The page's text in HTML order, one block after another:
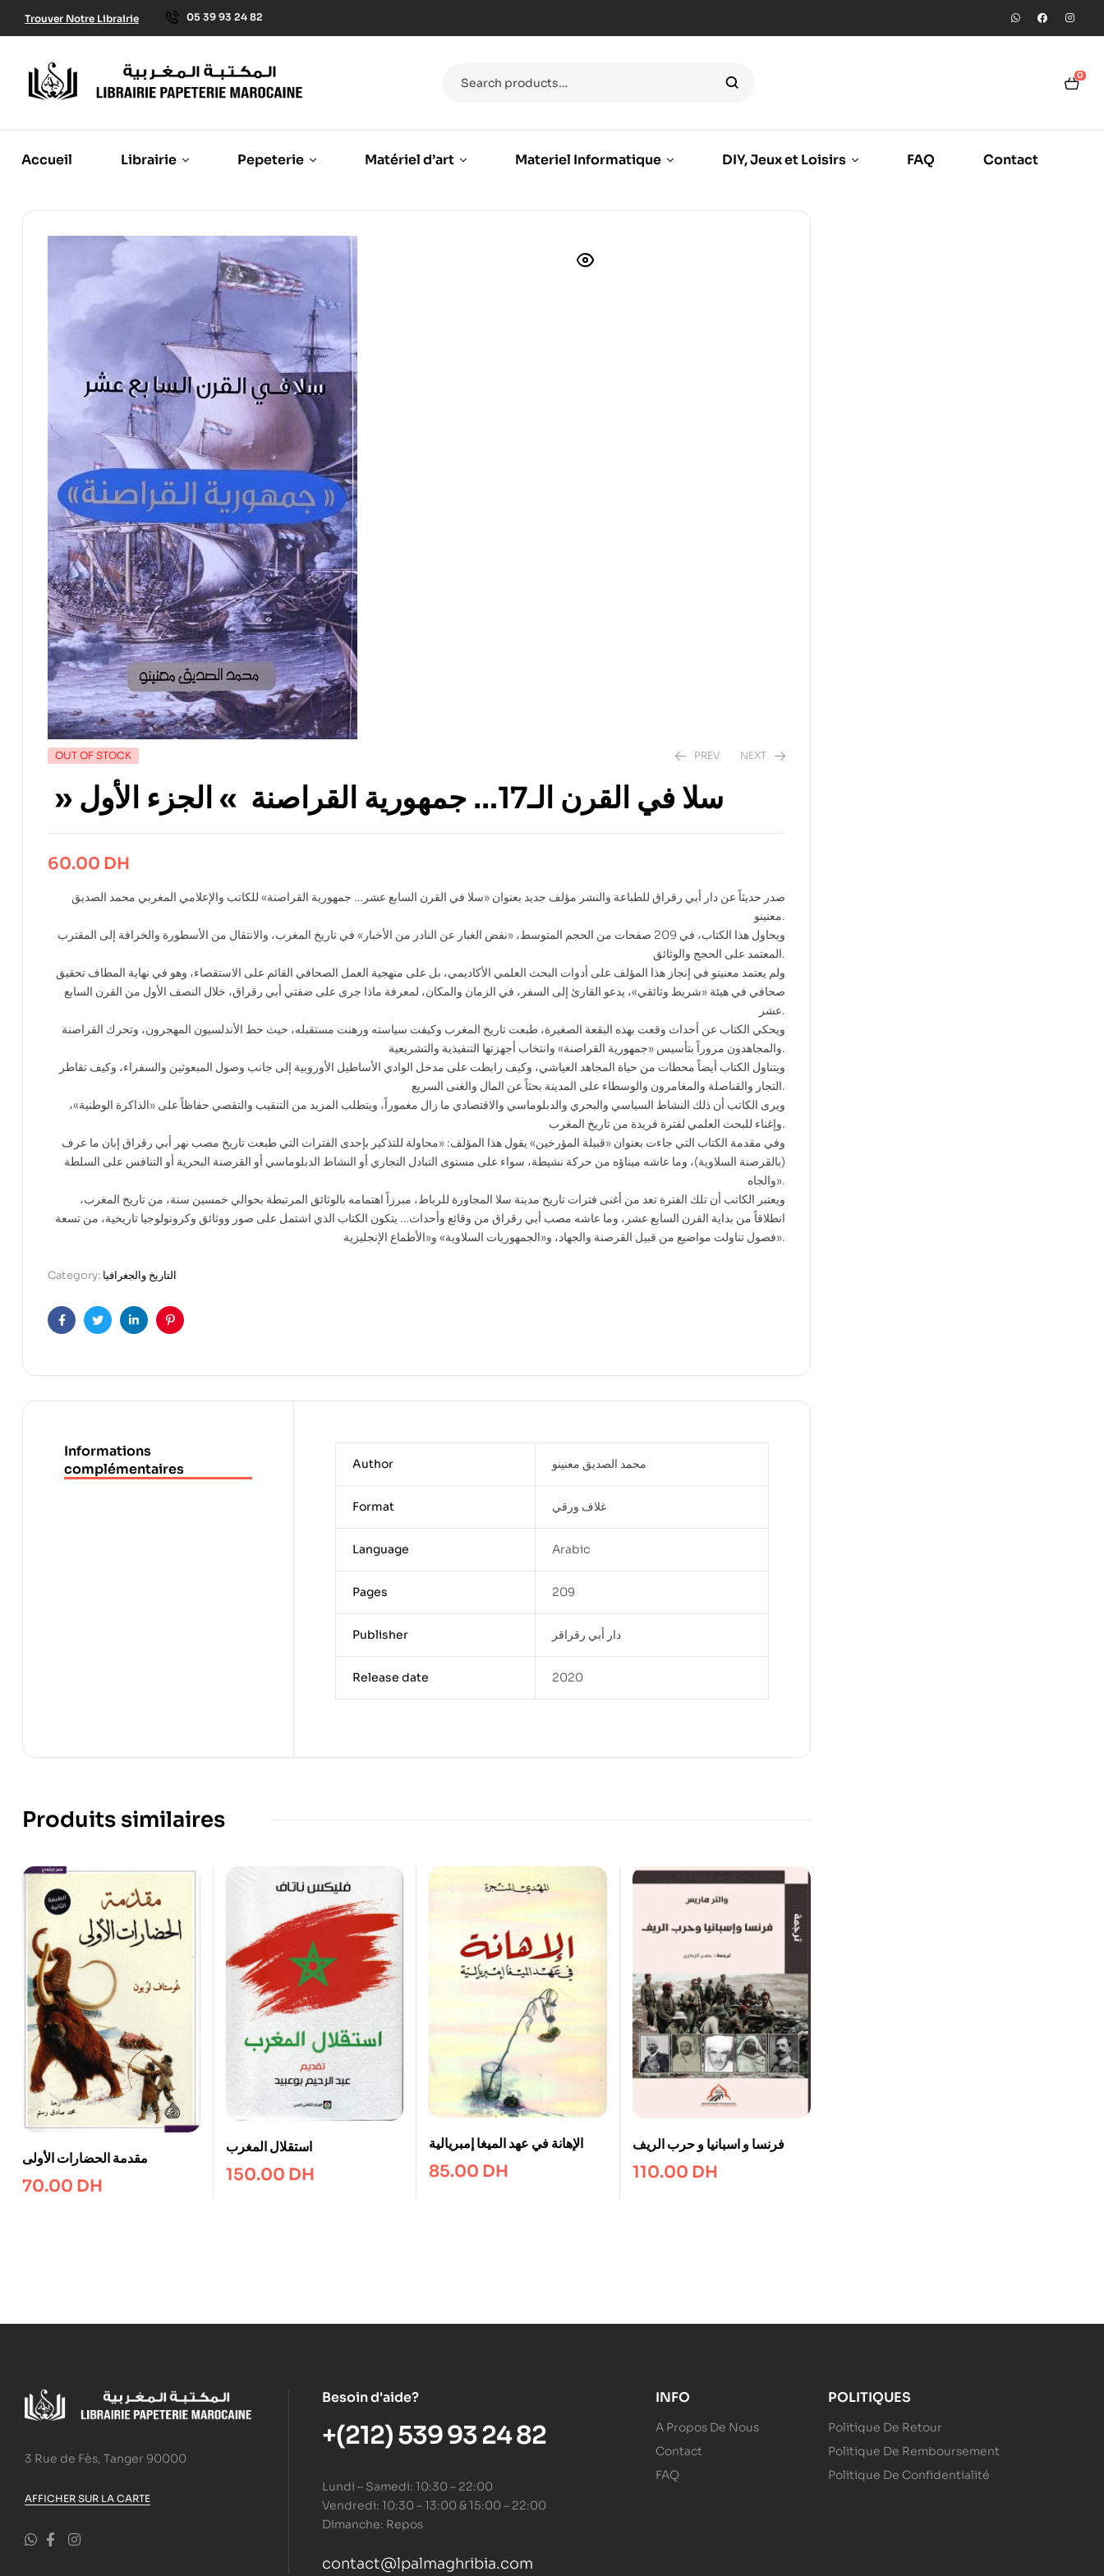
Trouver Notre Librairie 05 39 93 24 82
0
Accueil Librairie Pepeterie Matériel d’art Materiel Informatique DIY, Jeux et Loisirs FAQ Contact
OUT OF STOCK PREV NEXT
» سلا في القرن الـ17… جمهورية القراصنة » الجزء الأول
60.00 DH
صدر حديثاً عن دار أبي رقراق للطباعة والنشر مؤلف جديد بعنوان «سلا في القرن السابع عشر… جمهورية القراصنة» للكاتب والإعلامي المغربي محمد الصديق
معنينو.
ويحاول هذا الكتاب، في 209 صفحات من الحجم المتوسط، «نفض الغبار عن النادر من الأخبار» في تاريخ المغرب، والانتقال من الأسطورة والخرافة إلى المقترب
المعتمد على الحجج والوثائق.
ولم يعتمد معنينو في إنجاز هذا المؤلف على أدوات البحث العلمي الأكاديمي، بل على منهجية العمل الصحافي القائم على الاستقصاء، وهو في نهاية المطاف تحقيق
صحافي في هيئة «شريط وثائقي»، يدعو القارئ إلى السفر، في الزمان والمكان، لمعرفة ماذا جرى على ضفتي أبي رقراق، خلال النصف الأول من القرن السابع
عشر.
ويحكي الكتاب عن أحداث وقعت بهذه البقعة الصغيرة، طبعت تاريخ المغرب وكيفت سياسته ورهنت مستقبله، حيث حط الأندلسيون المهجرون، وتحرك القراصنة
والمجاهدون مروراً بتأسيس «جمهورية القراصنة» وانتخاب أجهزتها التنفيذية والتشريعية.
ويتناول الكتاب أيضاً محطات من حياة المجاهد العياشي، وكيف رابطت على مدخل الوادي الأساطيل الأوروبية إلى جانب وصول المبعوثين والسفراء، وكيف تقاطر
التجار والقناصلة والمغامرون والوسطاء على المدينة بحثاً عن المال والغنى السريع.
ويرى الكاتب أن ذلك النشاط السياسي والبحري والدبلوماسي والاقتصادي ما زال مغموراً، ويتطلب المزيد من التنقيب والتقصي حفاظاً على «الذاكرة الوطنية»،
وإغناء للبحث العلمي لفترة فريدة من تاريخ المغرب.
وفي مقدمة الكتاب التي جاءت بعنوان «قبيلة المؤرخين» يقول هذا المؤلف: «محاولة للتذكير بإحدى الفترات التي طبعت تاريخ مصب نهر أبي رقراق إبان ما عرف
(بالقرصنة السلاوية)، وما عاشه ميناؤه من حركة نشيطة، سواء على مستوى التبادل التجاري أو النشاط الدبلوماسي أو القرصنة البحرية أو التنافس على السلطة
والجاه».
ويعتبر الكاتب أن تلك الفترة تعد من أغنى فترات تاريخ مدينة سلا المجاورة للرباط، مبرزاً اهتمامه بالوثائق المرتبطة بحوالي خمسين سنة، من تاريخ المغرب،
انطلاقاً من بداية القرن السابع عشر، وما عاشه مصب أبي رقراق من وقائع وأحداث… يتكون الكتاب الذي اشتمل على صور ووثائق وكرونولوجيا تاريخية، من تسعة
فصول تناولت مواضيع من قبيل القرصنة والجهاد، و«الجمهوريات السلاوية» و«الأطماع الإنجليزية».
Category: التاريخ والجغرافيا
FacebookTwitterLinkedinPinterest
Informations
complémentaires
Author محمد الصديق معنينو
Format غلاف ورقي
Language Arabic
Pages 209
Publisher دار أبي رقراقر
Release date 2020
Produits similaires
مقدمة الحضارات الأولى
70.00 DH
استقلال المغرب
150.00 DH
الإهانة في عهد الميغا إمبريالية
85.00 DH
فرنسا و اسبانيا و حرب الريف
110.00 DH
3 Rue de Fès, Tanger 90000
AFFICHER SUR LA CARTE
Besoin d'aide?
+(212) 539 93 24 82
Lundi – Samedi: 10:30 – 22:00
Vendredi: 10:30 – 13:00 & 15:00 – 22:00
Dimanche: Repos
contact@lpalmaghribia.com
INFO
A Propos De Nous
Contact
FAQ
POLITIQUES
Politique De Retour
Politique De Remboursement
Politique De Confidentialité